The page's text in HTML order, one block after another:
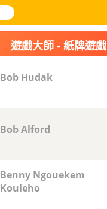
遊戲大師 - 紙牌遊戲
Bob Hudak
Bob Alford
Benny Ngouekem
Kouleho